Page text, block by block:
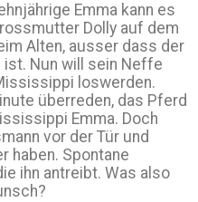
Emma kann es
Dolly auf dem
Alten, ausser dass der
Nun will sein Neffe
loswerden.
überreden, das Pferd
Emma. Doch
vor der Tür und
haben. Spontane
ihn antreibt. Was also